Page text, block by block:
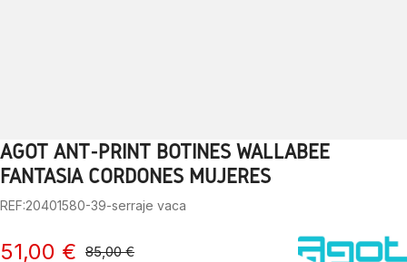
1 2 3 4 5 6 7 8 9
AGOT ANT-PRINT BOTINES WALLABEE
FANTASIA CORDONES MUJERES
REF:20401580-39-serraje vaca
51,00 € 85,00 €